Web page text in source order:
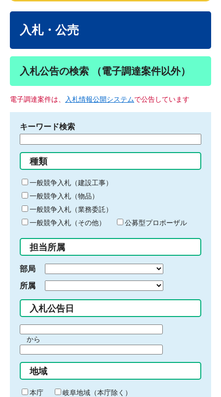
入札・公売
入札公告の検索 （電子調達案件以外）
電子調達案件は、 入札情報公開システムで公告しています
キーワード検索
る
キ
ー
ワ
ー
ド
入
力
種類
一般競争入札（建設工事）
一般競争入札（物品）
一般競争入札（業務委託）
一般競争入札（その他）
公募型プロポーザル
担当所属
部局
所属
入札公告日
間
始
り
から
間
終
わ
地域
本庁
岐阜地域（本庁除く）